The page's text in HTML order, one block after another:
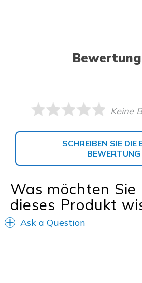
Keine
SCHREIBEN SIE DIE
BEWERTUNG
Was möchten Sie
dieses Produkt
Ask a Question